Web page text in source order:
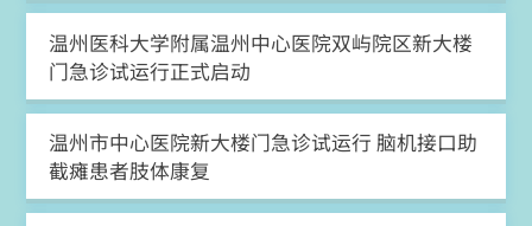
温州医科大学附属温州中心医院双屿院区新大楼
门急诊试运行正式启动
温州市中心医院新大楼门急诊试运行 脑机接口助
截瘫患者肢体康复